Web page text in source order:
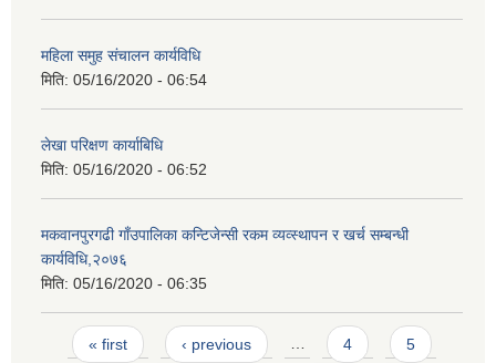
महिला समुह संचालन कार्यविधि
मिति: 05/16/2020 - 06:54
लेखा परिक्षण कार्याबिधि
मिति: 05/16/2020 - 06:52
मकवानपुरगढी गाँउपालिका कन्टिजेन्सी रकम व्यव्स्थापन र खर्च सम्बन्धी
कार्यविधि,२०७६
मिति: 05/16/2020 - 06:35
Pages
« first ‹ previous … 4 5